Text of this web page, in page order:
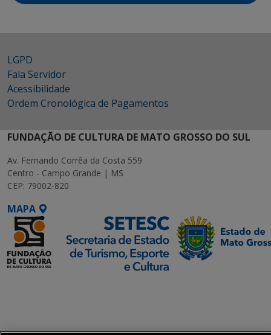
LGPD
Fala Servidor
Acessibilidade
Ordem Cronológica de Pagamentos
FUNDAÇÃO DE CULTURA DE MATO GROSSO DO SUL
Av. Fernando Corrêa da Costa 559
Centro - Campo Grande | MS
CEP: 79002-820
MAPA